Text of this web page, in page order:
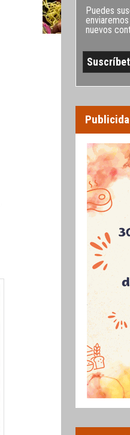
Puedes
nuevos